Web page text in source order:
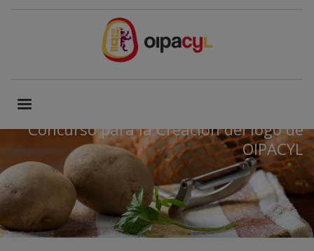
Concurso para la Creación del logo de
OIPACYL